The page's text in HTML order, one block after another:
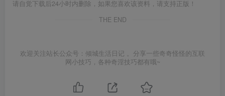
请自觉下载后24小时内删除，如果您喜欢该资料，请支持正版！
THE END
欢迎关注站长公众号：倾城生活日记 。分享一些奇奇怪怪的互联
网小技巧，各种奇淫技巧都有哦~